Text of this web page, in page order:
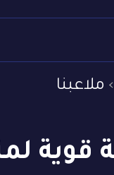
ملاعبنا
قوية